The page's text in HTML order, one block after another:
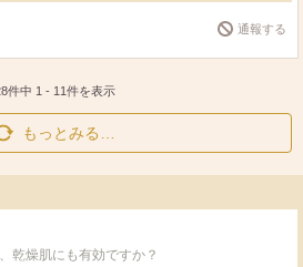
通報する
件中 1 - 11件を表示
もっとみる…
乾燥肌にも有効ですか？